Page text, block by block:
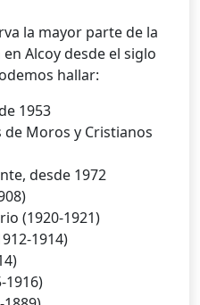
la mayor parte de la
Alcoy desde el siglo
hallar:
1953
de Moros y Cristianos
desde 1972
(1920-1921)
1914)
1916)